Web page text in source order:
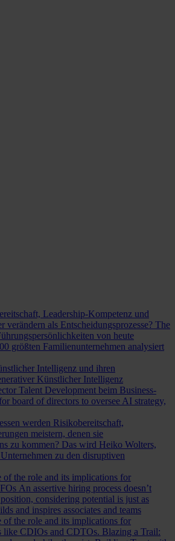
Leadership-Kompetenz und
als Entscheidungsprozesse? The
von heute
größten Familienunternehmen analysiert
Intelligenz und ihren
Künstlicher Intelligenz
Talent Development beim Business-
board of directors to oversee AI strategy,
werden Risikobereitschaft,
meistern, denen sie
zu kommen? Das wird Heiko Wolters,
zu den disruptiven
of the role and its implications for
An assertive hiring process doesn’t
considering potential is just as
and inspires associates and teams
of the role and its implications for
like CDIOs and CDTOs. Blazing a Trail: